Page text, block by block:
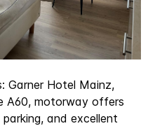
Garner Hotel Mainz,
A60, motorway offers
and excellent